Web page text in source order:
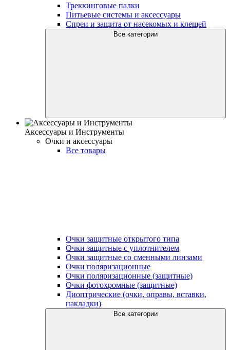
Треккинговые палки
Питьевые системы и аксессуары
Спреи и защита от насекомых и клещей
Все категории
Аксессуары и Инструменты
Очки и аксессуары
Все товары
Очки защитные открытого типа
Очки защитные с уплотнителем
Очки защитные со сменными линзами
Очки поляризационные
Очки поляризационные (защитные)
Очки фотохромные (защитные)
Диоптрические (очки, оправы, вставки,
накладки)
Все категории